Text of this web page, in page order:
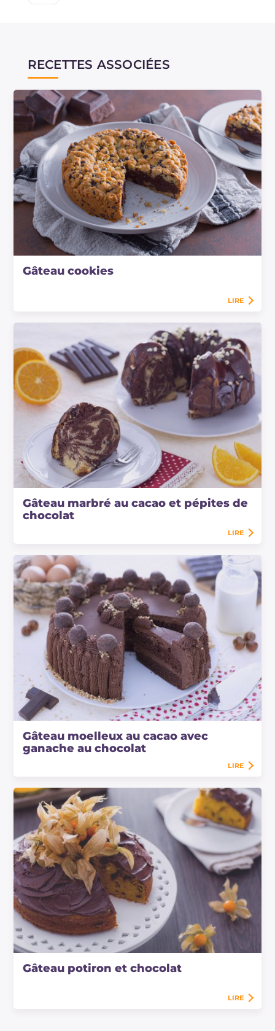
RECETTES ASSOCIÉES
Gâteau cookies
LIRE
Gâteau marbré au cacao et pépites de
chocolat
LIRE
Gâteau moelleux au cacao avec
ganache au chocolat
LIRE
Gâteau potiron et chocolat
LIRE